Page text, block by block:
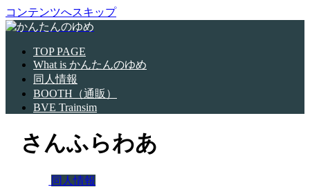
コンテンツへスキップ
TOP PAGE
What is かんたんのゆめ
同人情報
BOOTH（通販）
BVE Trainsim
さんふらわあ
同人情報